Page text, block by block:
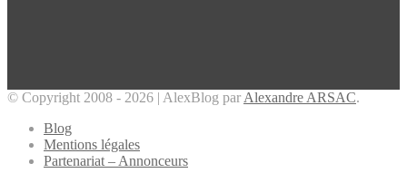
© Copyright 2008 - 2026 | AlexBlog par Alexandre ARSAC.
Blog
Mentions légales
Partenariat – Annonceurs